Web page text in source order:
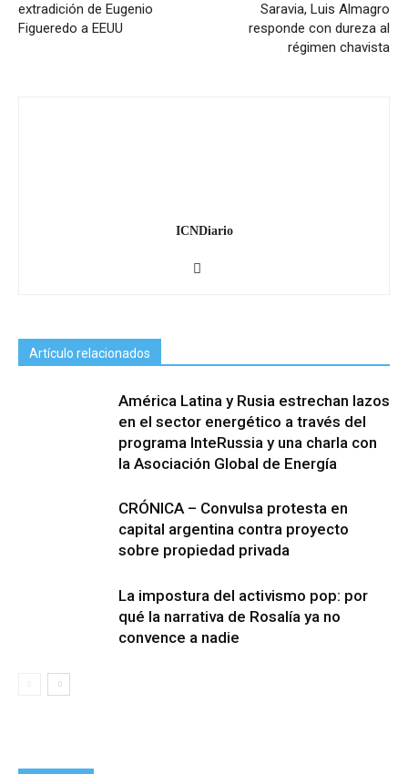
extradición de Eugenio
Figueredo a EEUU
Saravia, Luis Almagro
responde con dureza al
régimen chavista
ICNDiario
Artículo relacionados
América Latina y Rusia estrechan lazos
en el sector energético a través del
programa InteRussia y una charla con
la Asociación Global de Energía
CRÓNICA – Convulsa protesta en
capital argentina contra proyecto
sobre propiedad privada
La impostura del activismo pop: por
qué la narrativa de Rosalía ya no
convence a nadie